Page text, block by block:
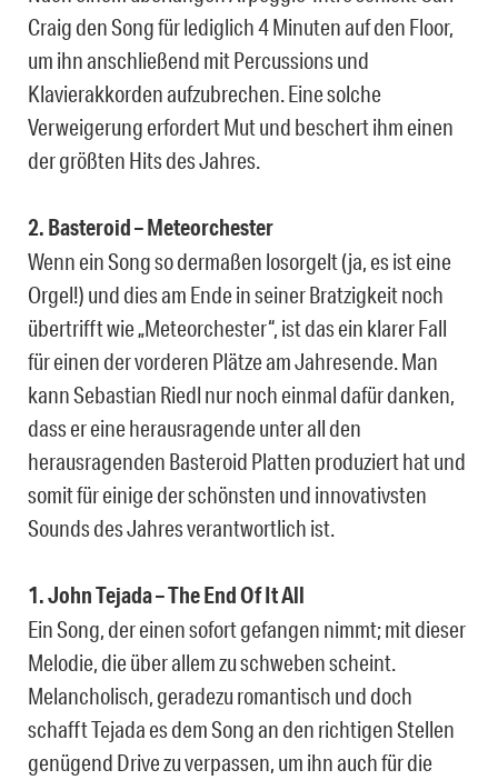
Craig den Song für lediglich 4 Minuten auf den Floor,
um ihn anschließend mit Percussions und
Klavierakkorden aufzubrechen. Eine solche
Verweigerung erfordert Mut und beschert ihm einen
der größten Hits des Jahres.
2. Basteroid – Meteorchester
Wenn ein Song so dermaßen losorgelt (ja, es ist eine
Orgel!) und dies am Ende in seiner Bratzigkeit noch
übertrifft wie „Meteorchester“, ist das ein klarer Fall
für einen der vorderen Plätze am Jahresende. Man
kann Sebastian Riedl nur noch einmal dafür danken,
dass er eine herausragende unter all den
herausragenden Basteroid Platten produziert hat und
somit für einige der schönsten und innovativsten
Sounds des Jahres verantwortlich ist.
1. John Tejada – The End Of It All
Ein Song, der einen sofort gefangen nimmt; mit dieser
Melodie, die über allem zu schweben scheint.
Melancholisch, geradezu romantisch und doch
schafft Tejada es dem Song an den richtigen Stellen
genügend Drive zu verpassen, um ihn auch für die